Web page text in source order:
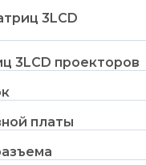
3LCD
3LCD проекторов
платы